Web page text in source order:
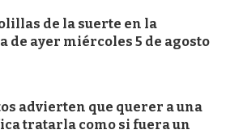
de la suerte en la
de ayer miércoles 5 de agosto
advierten que querer a una
tratarla como si fuera un